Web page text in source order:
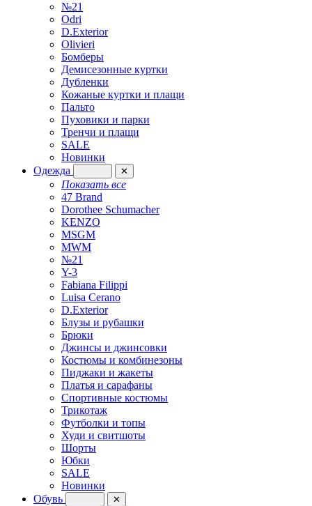
№21
Odri
D.Exterior
Olivieri
Бомберы
Демисезонные куртки
Дубленки
Кожаные куртки и плащи
Пальто
Пуховики и парки
Тренчи и плащи
SALE
Новинки
Одежда
✕
Показать все
47 Brand
Dorothee Schumacher
KENZO
MSGM
MWM
№21
Y-3
Fabiana Filippi
Luisa Cerano
D.Exterior
Блузы и рубашки
Брюки
Джинсы и джинсовки
Костюмы и комбинезоны
Пиджаки и жакеты
Платья и сарафаны
Спортивные костюмы
Трикотаж
Футболки и топы
Худи и свитшоты
Шорты
Юбки
SALE
Новинки
Обувь
✕